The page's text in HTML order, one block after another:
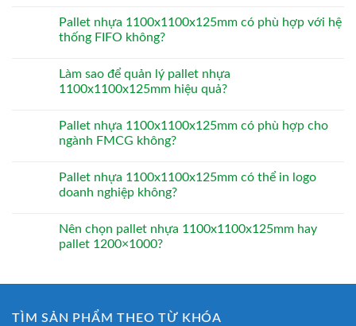
Pallet nhựa 1100x1100x125mm có phù hợp với hệ
thống FIFO không?
Làm sao để quản lý pallet nhựa
1100x1100x125mm hiệu quả?
Pallet nhựa 1100x1100x125mm có phù hợp cho
ngành FMCG không?
Pallet nhựa 1100x1100x125mm có thể in logo
doanh nghiệp không?
Nên chọn pallet nhựa 1100x1100x125mm hay
pallet 1200×1000?
TÌM SẢN PHẨM THEO TỪ KHÓA